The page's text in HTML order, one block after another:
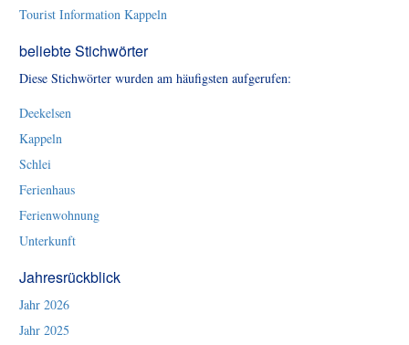
Tourist Information Kappeln
beliebte Stichwörter
Diese Stichwörter wurden am häufigsten aufgerufen:
Deekelsen
Kappeln
Schlei
Ferienhaus
Ferienwohnung
Unterkunft
Jahresrückblick
Jahr 2026
Jahr 2025